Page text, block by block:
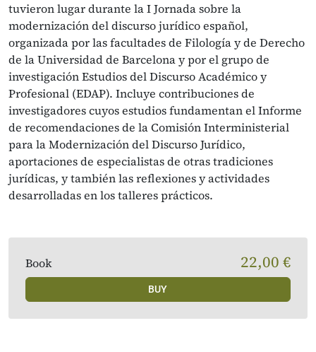
tuvieron lugar durante la I Jornada sobre la
modernización del discurso jurídico español,
organizada por las facultades de Filología y de Derecho
de la Universidad de Barcelona y por el grupo de
investigación Estudios del Discurso Académico y
Profesional (EDAP). Incluye contribuciones de
investigadores cuyos estudios fundamentan el Informe
de recomendaciones de la Comisión Interministerial
para la Modernización del Discurso Jurídico,
aportaciones de especialistas de otras tradiciones
jurídicas, y también las reflexiones y actividades
desarrolladas en los talleres prácticos.
Book 22,00 €
BUY